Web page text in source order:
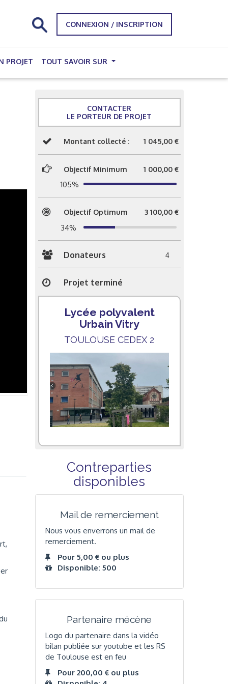
CONNEXION / INSCRIPTION
PROJET TOUT SAVOIR SUR
CONTACTER
LE PORTEUR DE PROJET
Montant collecté : 1 045,00 €
Objectif Minimum 1 000,00 €
105%
Objectif Optimum 3 100,00 €
34%
Donateurs 4
Projet terminé
Lycée polyvalent
Urbain Vitry
TOULOUSE CEDEX 2
Contreparties
disponibles
Mail de remerciement
Nous vous enverrons un mail de
remerciement.
Pour 5,00 € ou plus
Disponible: 500
Partenaire mécène
Logo du partenaire dans la vidéo
bilan publiée sur youtube et les RS
de Toulouse est en feu
Pour 200,00 € ou plus